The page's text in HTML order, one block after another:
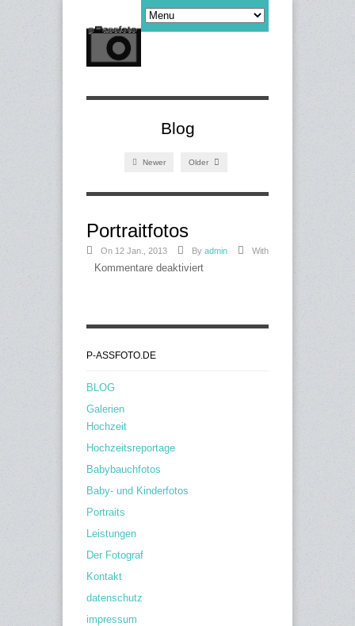
Blog
Newer Older
Portraitfotos
On 12 Jan., 2013 By admin With
Kommentare deaktiviert
P-ASSFOTO.DE
BLOG
Galerien
Hochzeit
Hochzeitsreportage
Babybauchfotos
Baby- und Kinderfotos
Portraits
Leistungen
Der Fotograf
Kontakt
datenschutz
impressum